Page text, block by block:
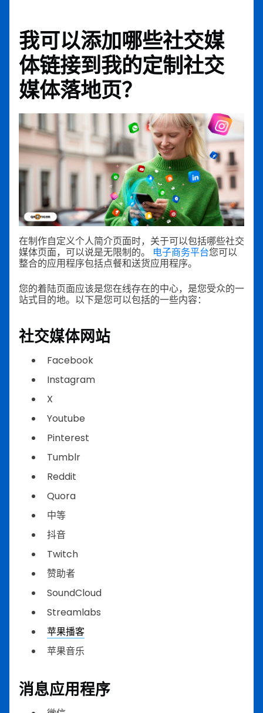
我可以添加哪些社交媒
体链接到我的定制社交
媒体落地页？
在制作自定义个人简介页面时，关于可以包括哪些社交
媒体页面，可以说是无限制的。 电子商务平台您可以
整合的应用程序包括点餐和送货应用程序。
您的着陆页面应该是您在线存在的中心，是您受众的一
站式目的地。以下是您可以包括的一些内容：
社交媒体网站
Facebook
Instagram
X
Youtube
Pinterest
Tumblr
Reddit
Quora
中等
抖音
Twitch
赞助者
SoundCloud
Streamlabs
苹果播客
苹果音乐
消息应用程序